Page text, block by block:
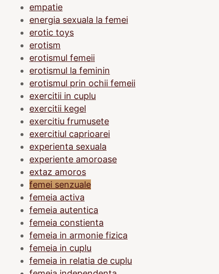
empatie
energia sexuala la femei
erotic toys
erotism
erotismul femeii
erotismul la feminin
erotismul prin ochii femeii
exercitii in cuplu
exercitii kegel
exercitiu frumusete
exercitiul caprioarei
experienta sexuala
experiente amoroase
extaz amoros
femei senzuale
femeia activa
femeia autentica
femeia constienta
femeia in armonie fizica
femeia in cuplu
femeia in relatia de cuplu